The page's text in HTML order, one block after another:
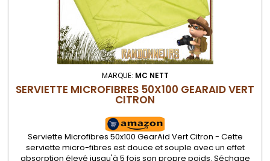
MARQUE: MC NETT
SERVIETTE MICROFIBRES 50X100 GEARAID VERT
CITRON
Serviette Microfibres 50x100 GearAid Vert Citron - Cette
serviette micro-fibres est douce et souple avec un effet
absorption élevé jusqu'à 5 fois son propre poids. Séchage